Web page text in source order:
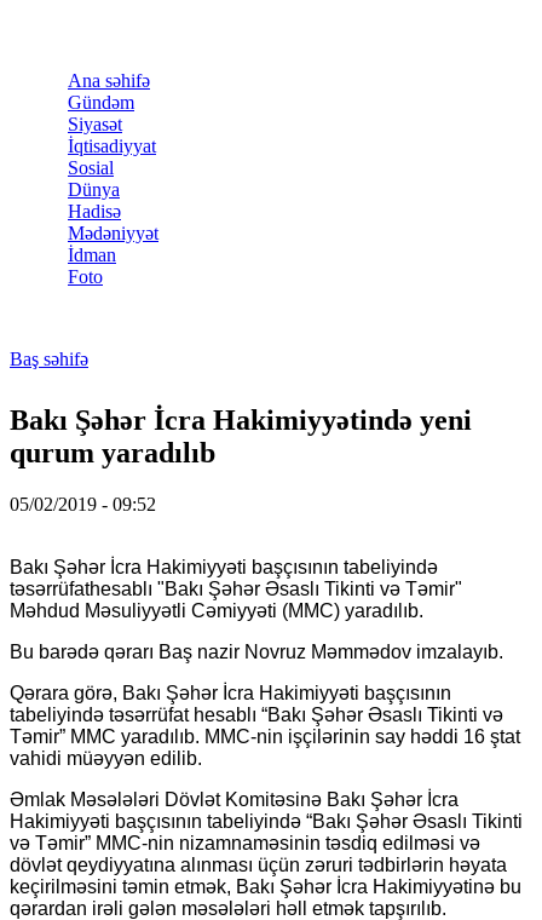
Ana səhifə
Gündəm
Siyasət
İqtisadiyyat
Sosial
Dünya
Hadisə
Mədəniyyət
İdman
Foto
Baş səhifə
Bakı Şəhər İcra Hakimiyyətində yeni
qurum yaradılıb
05/02/2019 - 09:52
Bakı Şəhər İcra Hakimiyyəti başçısının tabeliyində
təsərrüfathesablı "Bakı Şəhər Əsaslı Tikinti və Təmir"
Məhdud Məsuliyyətli Cəmiyyəti (MMC) yaradılıb.
Bu barədə qərarı Baş nazir Novruz Məmmədov imzalayıb.
Qərara görə, Bakı Şəhər İcra Hakimiyyəti başçısının
tabeliyində təsərrüfat hesablı “Bakı Şəhər Əsaslı Tikinti və
Təmir” MMC yaradılıb. MMC-nin işçilərinin say həddi 16 ştat
vahidi müəyyən edilib.
Əmlak Məsələləri Dövlət Komitəsinə Bakı Şəhər İcra
Hakimiyyəti başçısının tabeliyində “Bakı Şəhər Əsaslı Tikinti
və Təmir” MMC-nin nizamnaməsinin təsdiq edilməsi və
dövlət qeydiyyatına alınması üçün zəruri tədbirlərin həyata
keçirilməsini təmin etmək, Bakı Şəhər İcra Hakimiyyətinə bu
qərardan irəli gələn məsələləri həll etmək tapşırılıb.